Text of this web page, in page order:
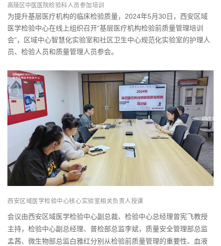
高陵区中医医院检验科人员参加培训
为提升基层医疗机构的临床检验质量，2024年5月30日，西安区域
医学检验中心在线上组织召开“基层医疗机构检验前质量管理培训
会”，区域中心智慧化实验室和社区卫生中心规范化实验室的护理人
员、检验人员和质量管理人员参会。
西安区域医学检验中心核心实验室相关负责人授课
会议由西安区域医学检验中心副总裁、检验中心总经理曾宪飞教授
主持，检验中心副总经理、普检部总监李斌，质量安全管理部总监
孟茜、微生物部总监白雅红分别从检验前质量管理的重要性、血液